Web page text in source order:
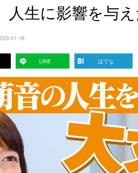
人生に影響を与
01-18
LINE はてな